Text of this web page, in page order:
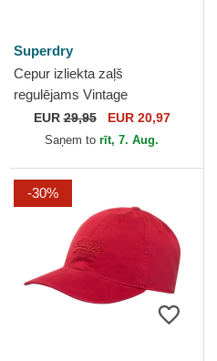
Superdry
Cepur izliekta zaļš
regulējams Vintage
Embroidered Drop Kick
Green no Superdry
EUR29,95 EUR 20,97
Saņem to rīt, 7. Aug.
-30%